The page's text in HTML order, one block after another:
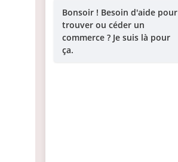
Bonsoir ! Besoin d'aide pour
trouver ou céder un
commerce ? Je suis là pour
ça.